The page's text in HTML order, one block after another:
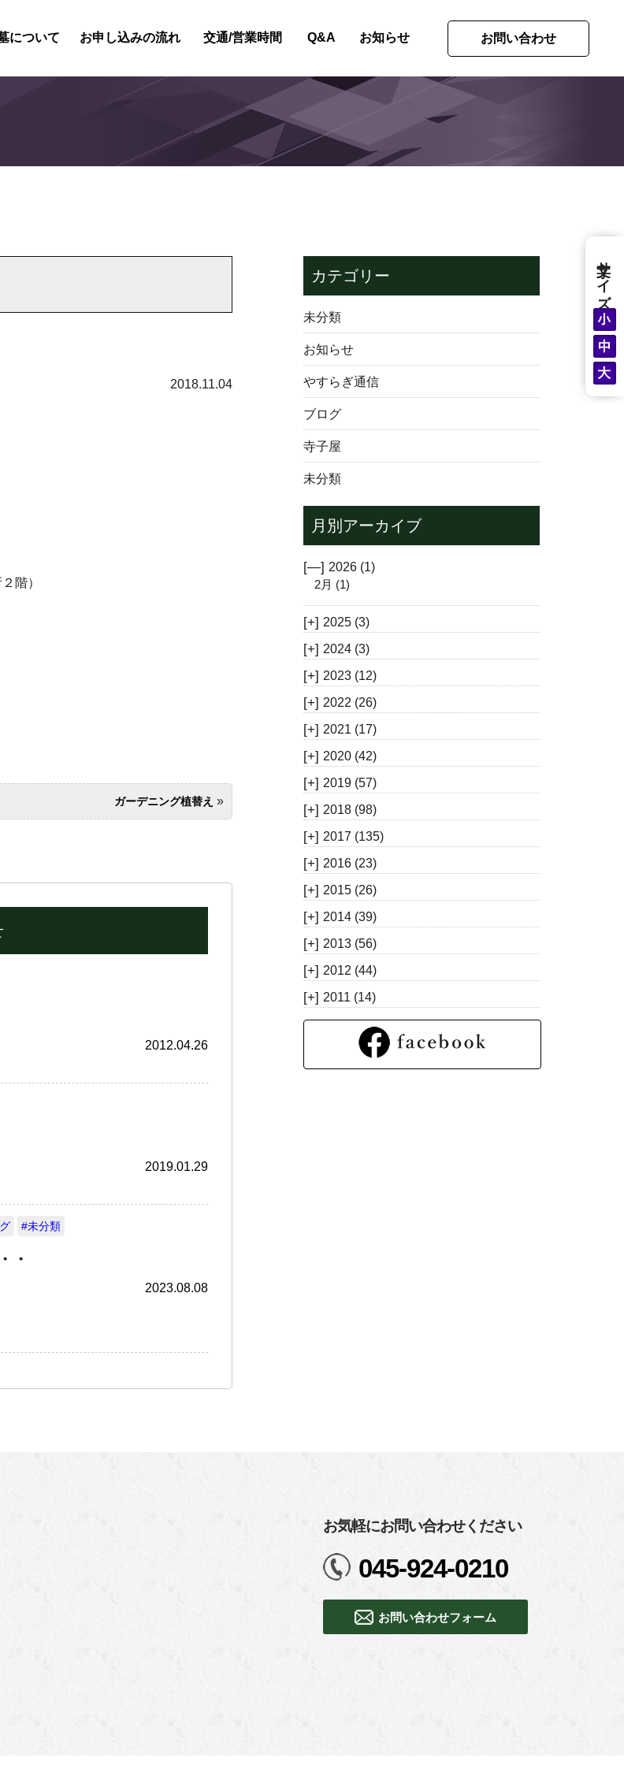
について お申し込みの流れ 交通/営業時間 Q&A お知らせ お問い合わせ
文字サイズ
2018.11.04
階）
ガーデニング植替え »
2012.04.26
2019.01.29
#未分類
・
2023.08.08
カテゴリー
未分類
お知らせ
やすらぎ通信
ブログ
寺子屋
未分類
月別アーカイブ
[—] 2026 (1)
2月 (1)
[+] 2025 (3)
[+] 2024 (3)
[+] 2023 (12)
[+] 2022 (26)
[+] 2021 (17)
[+] 2020 (42)
[+] 2019 (57)
[+] 2018 (98)
[+] 2017 (135)
[+] 2016 (23)
[+] 2015 (26)
[+] 2014 (39)
[+] 2013 (56)
[+] 2012 (44)
[+] 2011 (14)
お気軽にお問い合わせください
045-924-0210
お問い合わせフォーム